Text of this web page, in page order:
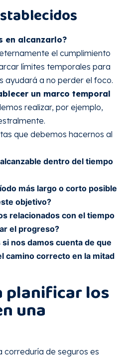
en alcanzarlo?
el cumplimiento
límites temporales para
ayudará a no perder el foco.
un marco temporal
realizar, por ejemplo,
que debemos hacernos al
dentro del tiempo
más largo o corto posible
objetivo?
relacionados con el tiempo
el progreso?
nos damos cuenta de que
camino correcto en la mitad
planificar los
una
correduría de seguros es